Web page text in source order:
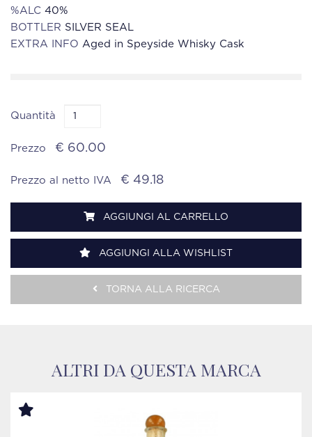
%ALC 40%
BOTTLER SILVER SEAL
EXTRA INFO Aged in Speyside Whisky Cask
Quantità
Prezzo € 60.00
Prezzo al netto IVA € 49.18
AGGIUNGI AL CARRELLO
AGGIUNGI ALLA WISHLIST
TORNA ALLA RICERCA
ALTRI DA QUESTA MARCA